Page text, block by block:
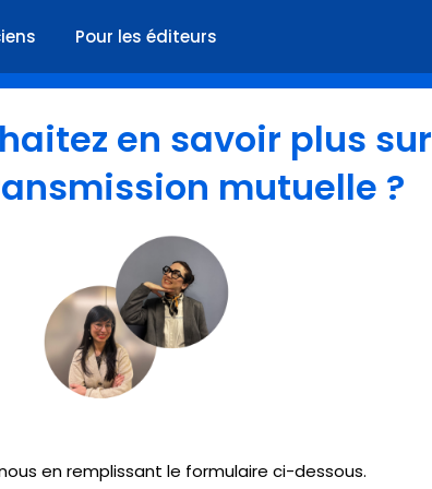
Pour les éditeurs
en savoir plus sur
mutuelle ?
en remplissant le formulaire ci-dessous.